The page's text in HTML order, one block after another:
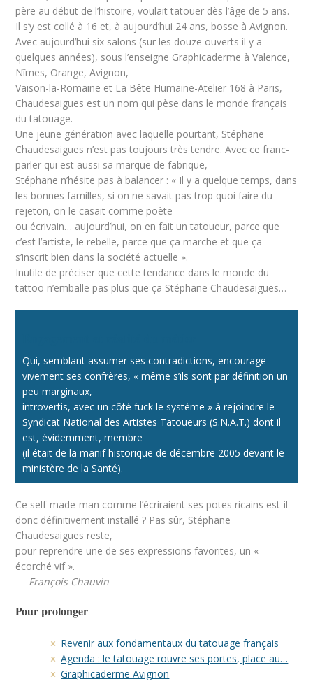
père au début de l’histoire, voulait tatouer dès l’âge de 5 ans.
Il s’y est collé à 16 et, à aujourd’hui 24 ans, bosse à Avignon.
Avec aujourd’hui six salons (sur les douze ouverts il y a
quelques années), sous l’enseigne Graphicaderme à Valence,
Nîmes, Orange, Avignon,
Vaison-la-Romaine et La Bête Humaine-Atelier 168 à Paris,
Chaudesaigues est un nom qui pèse dans le monde français
du tatouage.
Une jeune génération avec laquelle pourtant, Stéphane
Chaudesaigues n’est pas toujours très tendre. Avec ce franc-
parler qui est aussi sa marque de fabrique,
Stéphane n’hésite pas à balancer : « Il y a quelque temps, dans
les bonnes familles, si on ne savait pas trop quoi faire du
rejeton, on le casait comme poète
ou écrivain… aujourd’hui, on en fait un tatoueur, parce que
c’est l’artiste, le rebelle, parce que ça marche et que ça
s’inscrit bien dans la société actuelle ».
Inutile de préciser que cette tendance dans le monde du
tattoo n’emballe pas plus que ça Stéphane Chaudesaigues…
Qui, semblant assumer ses contradictions, encourage
vivement ses confrères, « même s’ils sont par définition un
peu marginaux,
introvertis, avec un côté fuck le système » à rejoindre le
Syndicat National des Artistes Tatoueurs (S.N.A.T.) dont il
est, évidemment, membre
(il était de la manif historique de décembre 2005 devant le
ministère de la Santé).
Ce self-made-man comme l’écriraient ses potes ricains est-il
donc définitivement installé ? Pas sûr, Stéphane
Chaudesaigues reste,
pour reprendre une de ses expressions favorites, un «
écorché vif ».
— François Chauvin
Pour prolonger
Revenir aux fondamentaux du tatouage français
Agenda : le tatouage rouvre ses portes, place au…
Graphicaderme Avignon